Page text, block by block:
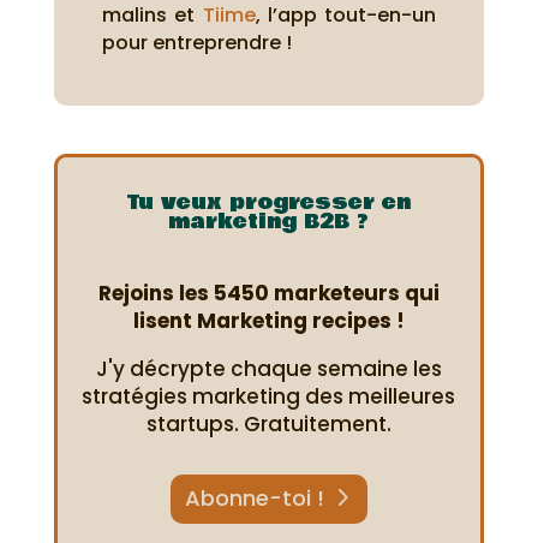
malins et Tiime, l’app tout-en-un
pour entreprendre !
Tu veux progresser en
marketing B2B ?
Rejoins les 5450 marketeurs qui
lisent Marketing recipes !
J'y décrypte chaque semaine les
stratégies marketing des meilleures
startups. Gratuitement.
Abonne-toi !